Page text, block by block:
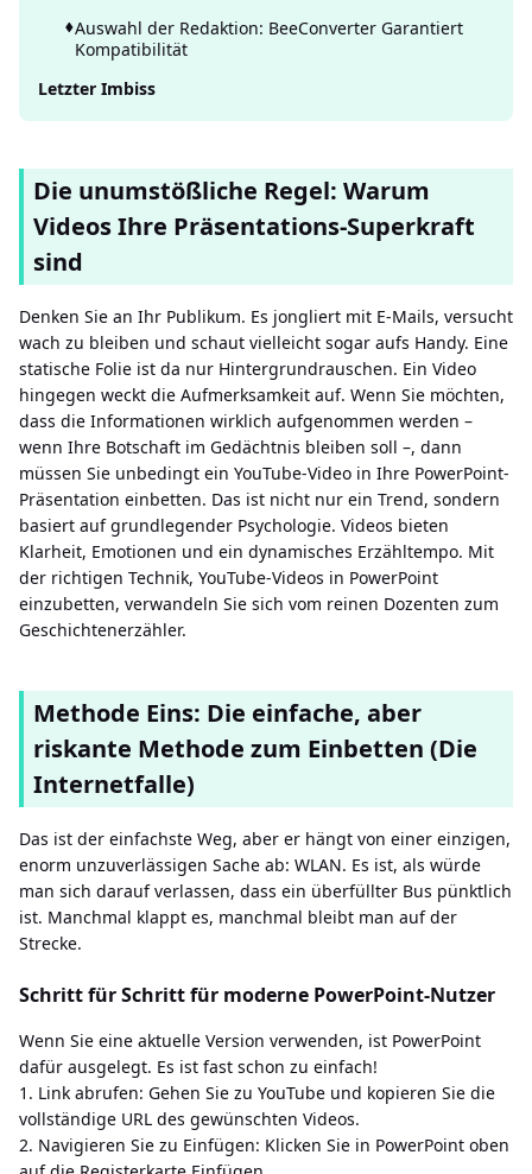
Auswahl der Redaktion: BeeConverter Garantiert
Kompatibilität
Letzter Imbiss
Die unumstößliche Regel: Warum
Videos Ihre Präsentations-Superkraft
sind
Denken Sie an Ihr Publikum. Es jongliert mit E-Mails, versucht
wach zu bleiben und schaut vielleicht sogar aufs Handy. Eine
statische Folie ist da nur Hintergrundrauschen. Ein Video
hingegen weckt die Aufmerksamkeit auf. Wenn Sie möchten,
dass die Informationen wirklich aufgenommen werden –
wenn Ihre Botschaft im Gedächtnis bleiben soll –, dann
müssen Sie unbedingt ein YouTube-Video in Ihre PowerPoint-
Präsentation einbetten. Das ist nicht nur ein Trend, sondern
basiert auf grundlegender Psychologie. Videos bieten
Klarheit, Emotionen und ein dynamisches Erzähltempo. Mit
der richtigen Technik, YouTube-Videos in PowerPoint
einzubetten, verwandeln Sie sich vom reinen Dozenten zum
Geschichtenerzähler.
Methode Eins: Die einfache, aber
riskante Methode zum Einbetten (Die
Internetfalle)
Das ist der einfachste Weg, aber er hängt von einer einzigen,
enorm unzuverlässigen Sache ab: WLAN. Es ist, als würde
man sich darauf verlassen, dass ein überfüllter Bus pünktlich
ist. Manchmal klappt es, manchmal bleibt man auf der
Strecke.
Schritt für Schritt für moderne PowerPoint-Nutzer
Wenn Sie eine aktuelle Version verwenden, ist PowerPoint
dafür ausgelegt. Es ist fast schon zu einfach!
1. Link abrufen: Gehen Sie zu YouTube und kopieren Sie die
vollständige URL des gewünschten Videos.
2. Navigieren Sie zu Einfügen: Klicken Sie in PowerPoint oben